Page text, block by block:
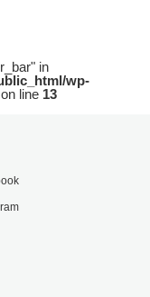
in
wp-
on line 13